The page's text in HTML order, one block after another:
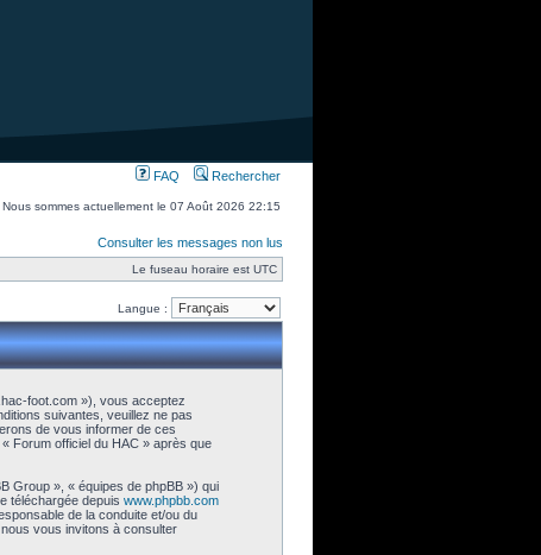
FAQ Rechercher
Nous sommes actuellement le 07 Août 2026 22:15
Consulter les messages non lus
Le fuseau horaire est UTC
Langue :
foot.com »), vous acceptez
suivantes, veuillez ne pas
de vous informer de ces
Forum officiel du HAC » après que
Group », « équipes de phpBB ») qui
téléchargée depuis www.phpbb.com
de la conduite et/ou du
vous invitons à consulter